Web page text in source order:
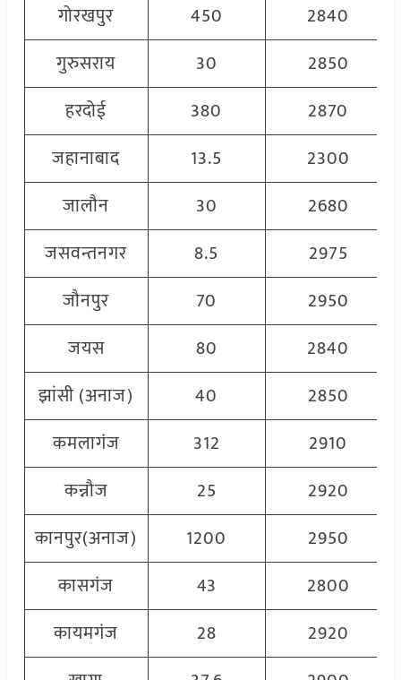
गोरखपुर
450
2840
गुरुसराय
30
2850
हरदोई
380
2870
जहानाबाद
13.5
2300
जालौन
30
2680
जसवन्तनगर
8.5
2975
जौनपुर
70
2950
जयस
80
2840
झांसी (अनाज)
40
2850
कमलागंज
312
2910
कन्नौज
25
2920
कानपुर(अनाज)
1200
2950
कासगंज
43
2800
कायमगंज
28
2920